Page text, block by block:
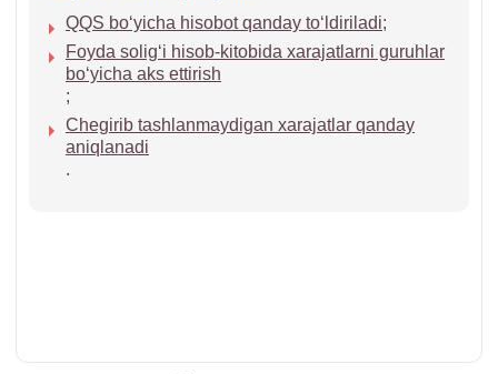
QQS boʻyicha hisobot qanday toʻldiriladi;
Foyda soligʻi hisob-kitobida хarajatlarni guruhlar
boʻyicha aks ettirish
;
Chegirib tashlanmaydigan хarajatlar qanday
aniqlanadi
.